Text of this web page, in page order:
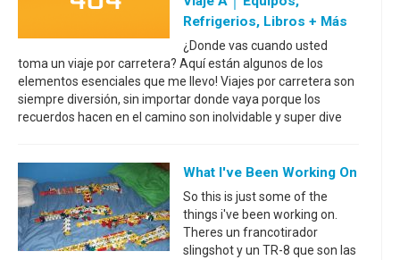
Refrigerios, Libros + Más
¿Donde vas cuando usted
toma un viaje por carretera? Aquí están algunos de los
elementos esenciales que me llevo! Viajes por carretera son
siempre diversión, sin importar donde vaya porque los
recuerdos hacen en el camino son inolvidable y super dive
What I've Been Working On
So this is just some of the
things i've been working on.
Theres un francotirador
slingshot y un TR-8 que son las